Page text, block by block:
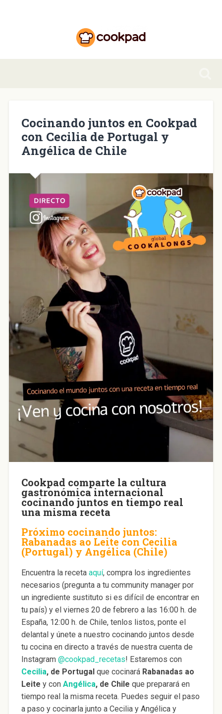
Cocinando juntos en Cookpad
con Cecilia de Portugal y
Angélica de Chile
Cookpad comparte la cultura
gastronómica internacional
cocinando juntos en tiempo real
una misma receta
Próximo cocinando juntos:
Rabanadas ao Leite con Cecilia
(Portugal) y Angélica (Chile)
Encuentra la receta aquí, compra los ingredientes
necesarios (pregunta a tu community manager por
un ingrediente sustituto si es difícil de encontrar en
tu país) y el viernes 20 de febrero a las 16:00 h. de
España, 12:00 h. de Chile, tenlos listos, ponte el
delantal y únete a nuestro cocinando juntos desde
tu cocina en directo a través de nuestra cuenta de
Instagram @cookpad_recetas! Estaremos con
Cecilia, de Portugalque cocinará Rabanadas ao
Leite y con Angélica, de Chile que preparará en
tiempo real la misma receta. Puedes seguir el paso
a paso y cocinarla junto a Cecilia y Angélica y